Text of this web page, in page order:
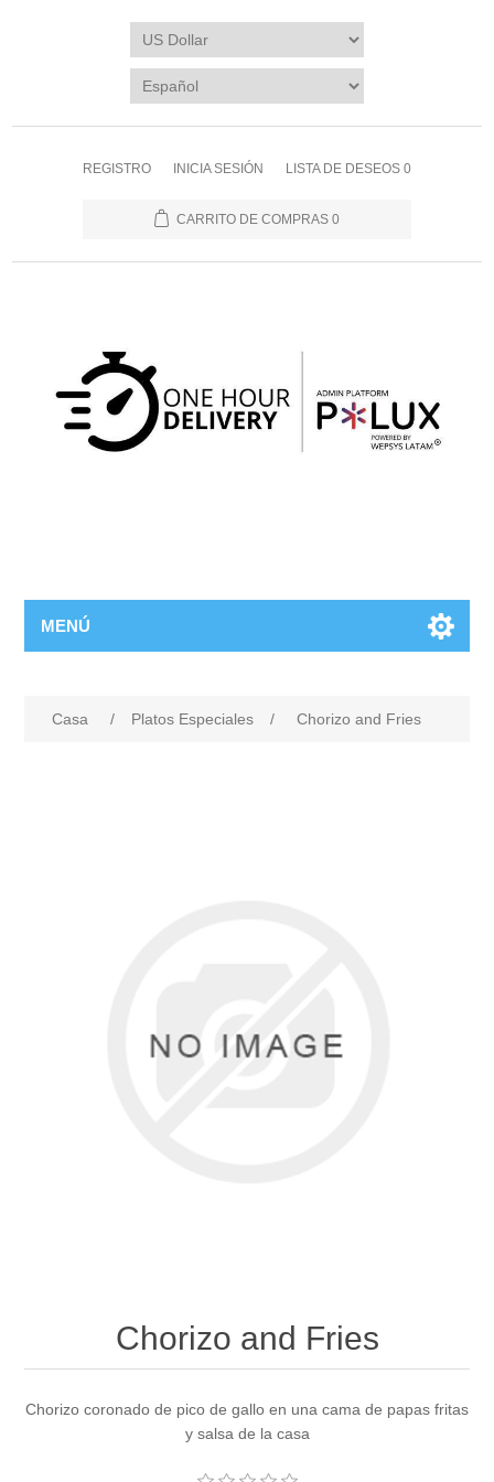
REGISTRO INICIA SESIÓN LISTA DE DESEOS 0
CARRITO DE COMPRAS 0
MENÚ
Casa / Platos Especiales / Chorizo and Fries
Chorizo and Fries
Chorizo coronado de pico de gallo en una cama de papas fritas
y salsa de la casa